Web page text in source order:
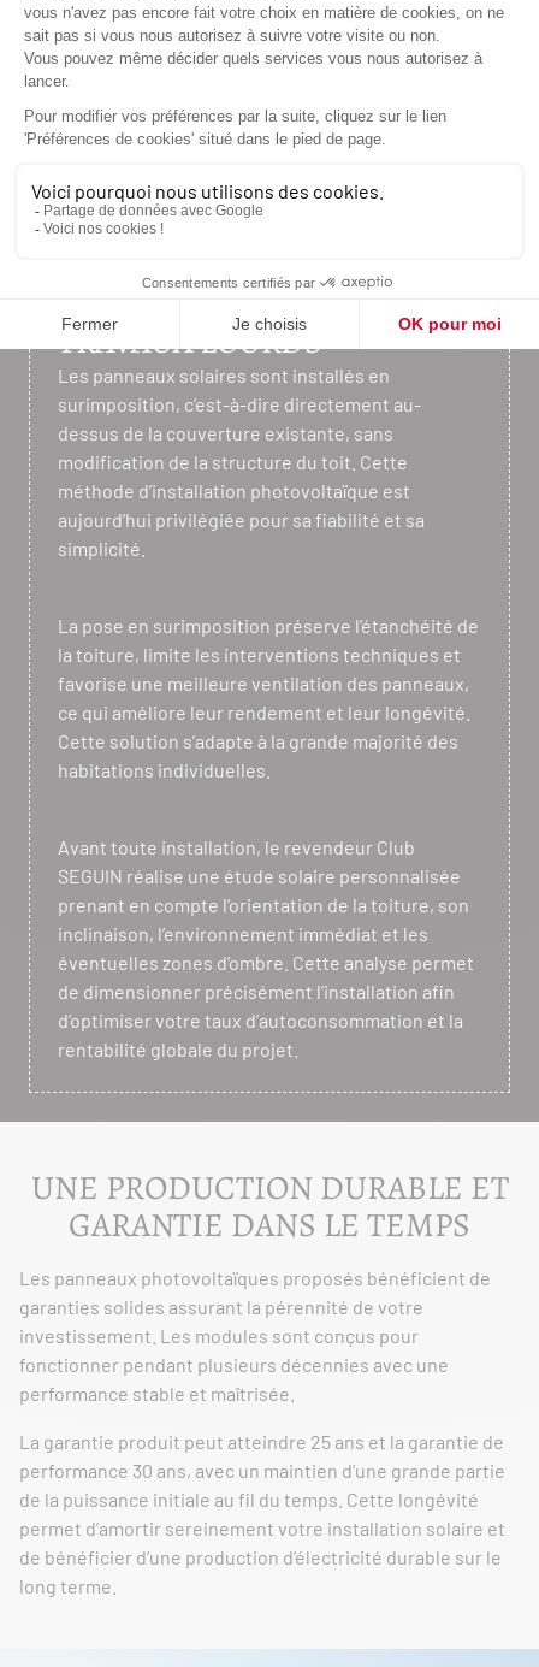
UNE INSTALLATION
PHOTOVOLTAÏQUE SANS
TRAVAUX LOURDS
Les panneaux solaires sont installés en
surimposition, c’est-à-dire directement au-
dessus de la couverture existante, sans
modification de la structure du toit. Cette
méthode d’installation photovoltaïque est
aujourd’hui privilégiée pour sa fiabilité et sa
simplicité.
La pose en surimposition préserve l’étanchéité de
la toiture, limite les interventions techniques et
favorise une meilleure ventilation des panneaux,
ce qui améliore leur rendement et leur longévité.
Cette solution s’adapte à la grande majorité des
habitations individuelles.
Avant toute installation, le revendeur Club
SEGUIN réalise une étude solaire personnalisée
prenant en compte l’orientation de la toiture, son
inclinaison, l’environnement immédiat et les
éventuelles zones d’ombre. Cette analyse permet
de dimensionner précisément l’installation afin
d’optimiser votre taux d’autoconsommation et la
rentabilité globale du projet.
UNE PRODUCTION DURABLE ET
GARANTIE DANS LE TEMPS
Les panneaux photovoltaïques proposés bénéficient de
garanties solides assurant la pérennité de votre
investissement. Les modules sont conçus pour
fonctionner pendant plusieurs décennies avec une
performance stable et maîtrisée.
La garantie produit peut atteindre 25 ans et la garantie de
performance 30 ans, avec un maintien d’une grande partie
de la puissance initiale au fil du temps. Cette longévité
permet d’amortir sereinement votre installation solaire et
de bénéficier d’une production d’électricité durable sur le
long terme.